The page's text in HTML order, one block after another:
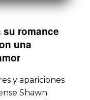
romance
una
y apariciones
Shawn